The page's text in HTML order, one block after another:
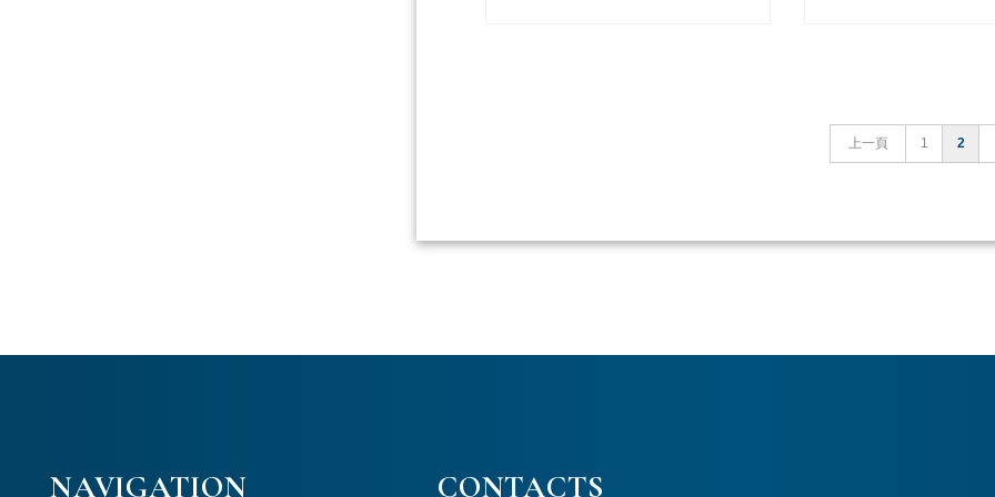
上一頁 1 2
NAVIGATION CONTACTS